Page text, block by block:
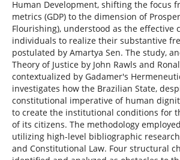
Human Development, shifting the focus
metrics (GDP) to the dimension of
Flourishing), understood as the effective
individuals to realize their substantive
postulated by Amartya Sen. The study,
Theory of Justice by John Rawls and
contextualized by Gadamer's
investigates how the Brazilian State,
constitutional imperative of human
to create the institutional conditions for
of its citizens. The methodology
utilizing high-level bibliographic
and Constitutional Law. Four structural